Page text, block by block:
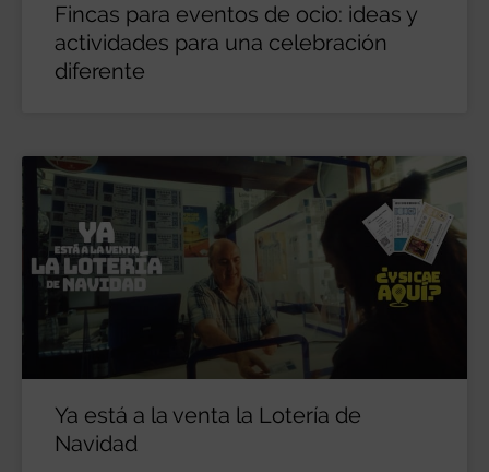
Fincas para eventos de ocio: ideas y
actividades para una celebración
diferente
Ya está a la venta la Lotería de
Navidad